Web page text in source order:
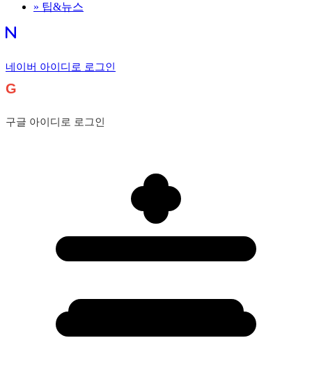
» 팁&뉴스
네이버 아이디로 로그인
G
구글 아이디로 로그인